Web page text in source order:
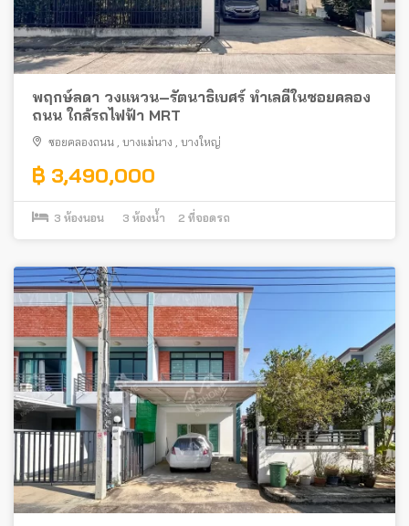
พฤกษ์ลดา วงแหวน–รัตนาธิเบศร์ ทำเลดีในซอยคลอง
ถนน ใกล้รถไฟฟ้า MRT
ซอยคลองถนน , บางแม่นาง , บางใหญ่
฿ 3,490,000
3 ห้องนอน 3 ห้องน้ำ 2 ที่จอดรถ